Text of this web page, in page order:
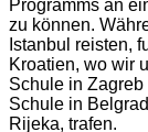
Programms an
zu können.
Istanbul reisten,
Kroatien, wo wir
Schule in
Schule in
Rijeka, trafen.